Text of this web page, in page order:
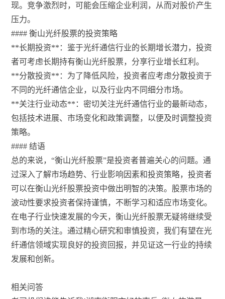
现。竞争激烈时，可能会压缩企业利润，从而对股价产生
压力。
#### 衡山光纤股票的投资策略
**长期投资**：鉴于光纤通信行业的长期增长潜力，投资
者可考虑长期持有衡山光纤股票，分享行业增长红利。
**分散投资**：为了降低风险，投资者应考虑分散投资于
不同的光纤通信企业，以及行业内不同细分市场。
**关注行业动态**：密切关注光纤通信行业的最新动态，
包括技术进展、市场变化和政策调整，以便及时调整投资
策略。
#### 结语
总的来说，“衡山光纤股票”是投资者普遍关心的问题。通
过深入了解市场趋势、行业影响因素和投资策略，投资者
可以在衡山光纤股票投资中做出明智的决策。股票市场的
波动性要求投资者保持谨慎，不断学习和适应市场变化。
在电子行业快速发展的今天，衡山光纤股票无疑将继续受
到市场的关注。通过精心研究和审慎投资，我们有望在光
纤通信领域实现良好的投资回报，并见证这一行业的持续
发展和创新。
相关问答